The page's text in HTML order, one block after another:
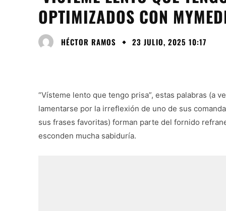
OPTIMIZADOS CON
HÉCTOR RAMOS 23 JULIO, 2025 10:17
“Vísteme lento que tengo prisa”, estas palabras (a
lamentarse por la irreflexión de uno de sus
sus frases favoritas) forman parte del fornido
esconden mucha sabiduría.